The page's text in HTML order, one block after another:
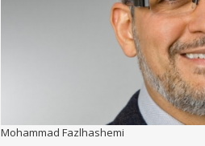
Mohammad Fazlhashemi